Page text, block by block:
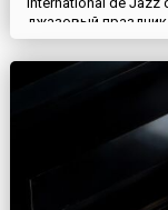
джазовый
Этот знаменитый
канадских
Лаврентия
сохранившая